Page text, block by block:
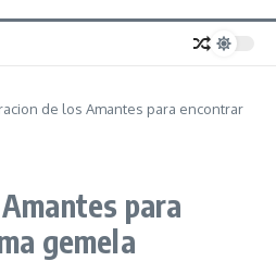
de los Amantes para encontrar
para
gemela